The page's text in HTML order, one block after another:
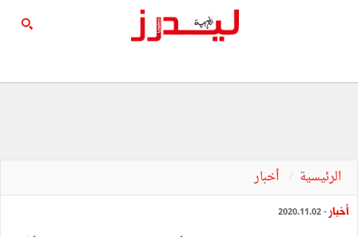
الرئيسية أخبار
أخبار - 2020.11.02